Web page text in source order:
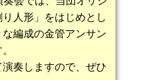
人形」をはじめとし
編成の金管アンサン
奏しますので、ぜひ